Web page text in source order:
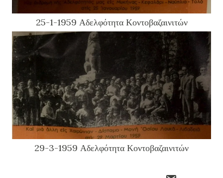
25-1-1959 Αδελφότητα Κοντοβαζαινιτών
29-3-1959 Αδελφότητα Κοντοβαζαινιτών